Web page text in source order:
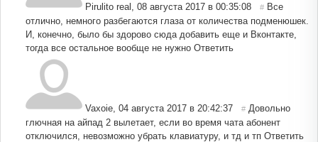
Pirulito real 08 августа 2017 в 00:35:08 # Все
отлично, немного разбегаются глаза от количества подменюшек.
И, конечно, было бы здорово сюда добавить еще и Вконтакте,
тогда все остальное вообще не нужно Ответить
Vaxoie 04 августа 2017 в 20:42:37 # Довольно
глючная на айпад 2 вылетает, если во время чата абонент
отключился, невозможно убрать клавиатуру, и тд и тп Ответить